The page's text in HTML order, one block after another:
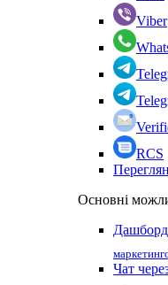
Viber
RCS
Основні
Дашборд
Чат